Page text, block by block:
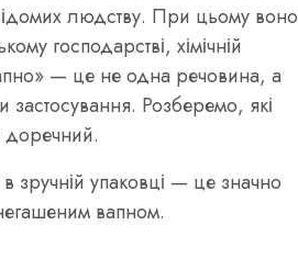
людству. При цьому воно
господарстві, хімічній
— це не одна речовина, а
застосування. Розберемо, які
доречний.
зручній упаковці — це значно
вапном.